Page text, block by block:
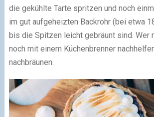
die gekühlte Tarte spritzen und noch
im gut aufgeheizten Backrohr (bei etwa
bis die Spitzen leicht gebräunt sind. Wer
noch mit einem Küchenbrenner
nachbräunen.